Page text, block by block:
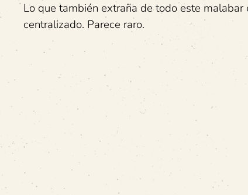
Lo que también extraña de todo este
centralizado. Parece raro.